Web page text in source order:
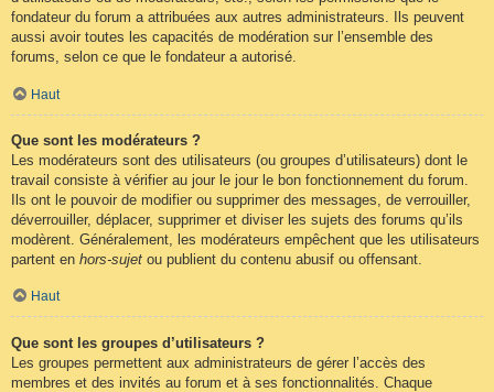
fondateur du forum a attribuées aux autres administrateurs. Ils peuvent
aussi avoir toutes les capacités de modération sur l’ensemble des
forums, selon ce que le fondateur a autorisé.
Haut
Que sont les modérateurs ?
Les modérateurs sont des utilisateurs (ou groupes d’utilisateurs) dont le
travail consiste à vérifier au jour le jour le bon fonctionnement du forum.
Ils ont le pouvoir de modifier ou supprimer des messages, de verrouiller,
déverrouiller, déplacer, supprimer et diviser les sujets des forums qu’ils
modèrent. Généralement, les modérateurs empêchent que les utilisateurs
partent en hors-sujet ou publient du contenu abusif ou offensant.
Haut
Que sont les groupes d’utilisateurs ?
Les groupes permettent aux administrateurs de gérer l’accès des
membres et des invités au forum et à ses fonctionnalités. Chaque